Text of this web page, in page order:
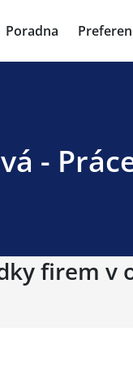
Poradna
-
firem v